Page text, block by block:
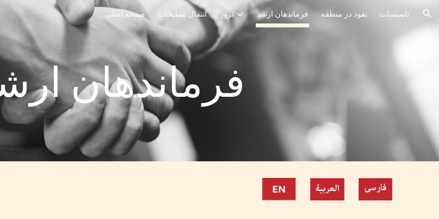
to main content Skip to navigation صفحه اصلی انتقال تسلیحات ترور فرماندهان ارشد نفوذ در منطقه تاسیسات
فرماندهان